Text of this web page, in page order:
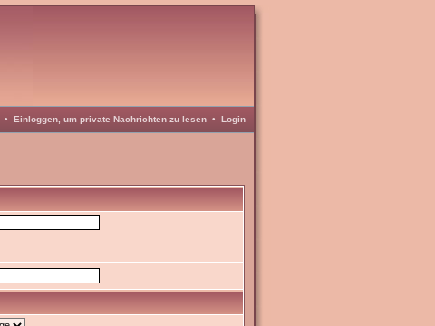
• Einloggen, um private Nachrichten zu lesen • Login